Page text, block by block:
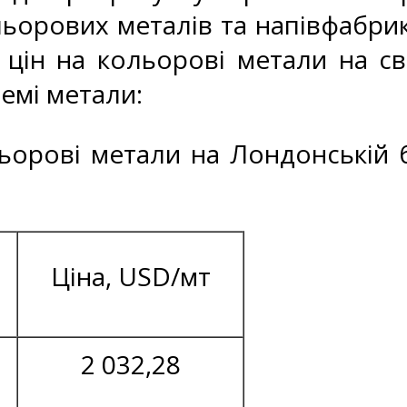
металів та
на кольорові метали на
метали:
метали на Лондонській
Ціна, USD/мт
2 032,28